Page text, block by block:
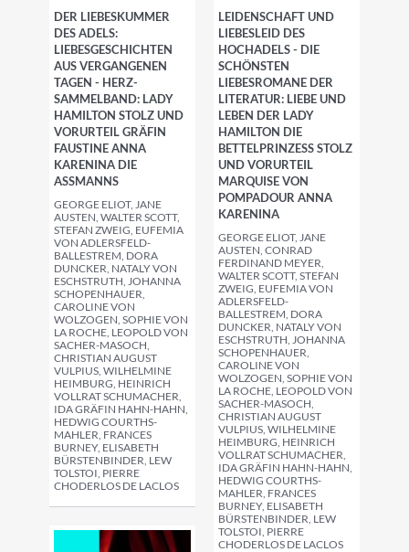
DER LIEBESKUMMER
DES ADELS:
LIEBESGESCHICHTEN
AUS VERGANGENEN
TAGEN - HERZ-
SAMMELBAND: LADY
HAMILTON STOLZ UND
VORURTEIL GRÄFIN
FAUSTINE ANNA
KARENINA DIE
ASSMANNS
GEORGE ELIOT, JANE
AUSTEN, WALTER SCOTT,
STEFAN ZWEIG, EUFEMIA
VON ADLERSFELD-
BALLESTREM, DORA
DUNCKER, NATALY VON
ESCHSTRUTH, JOHANNA
SCHOPENHAUER,
CAROLINE VON
WOLZOGEN, SOPHIE VON
LA ROCHE, LEOPOLD VON
SACHER-MASOCH,
CHRISTIAN AUGUST
VULPIUS, WILHELMINE
HEIMBURG, HEINRICH
VOLLRAT SCHUMACHER,
IDA GRÄFIN HAHN-HAHN,
HEDWIG COURTHS-
MAHLER, FRANCES
BURNEY, ELISABETH
BÜRSTENBINDER, LEW
TOLSTOI, PIERRE
CHODERLOS DE LACLOS
LEIDENSCHAFT UND
LIEBESLEID DES
HOCHADELS - DIE
SCHÖNSTEN
LIEBESROMANE DER
LITERATUR: LIEBE UND
LEBEN DER LADY
HAMILTON DIE
BETTELPRINZESS STOLZ
UND VORURTEIL
MARQUISE VON
POMPADOUR ANNA
KARENINA
GEORGE ELIOT, JANE
AUSTEN, CONRAD
FERDINAND MEYER,
WALTER SCOTT, STEFAN
ZWEIG, EUFEMIA VON
ADLERSFELD-
BALLESTREM, DORA
DUNCKER, NATALY VON
ESCHSTRUTH, JOHANNA
SCHOPENHAUER,
CAROLINE VON
WOLZOGEN, SOPHIE VON
LA ROCHE, LEOPOLD VON
SACHER-MASOCH,
CHRISTIAN AUGUST
VULPIUS, WILHELMINE
HEIMBURG, HEINRICH
VOLLRAT SCHUMACHER,
IDA GRÄFIN HAHN-HAHN,
HEDWIG COURTHS-
MAHLER, FRANCES
BURNEY, ELISABETH
BÜRSTENBINDER, LEW
TOLSTOI, PIERRE
CHODERLOS DE LACLOS